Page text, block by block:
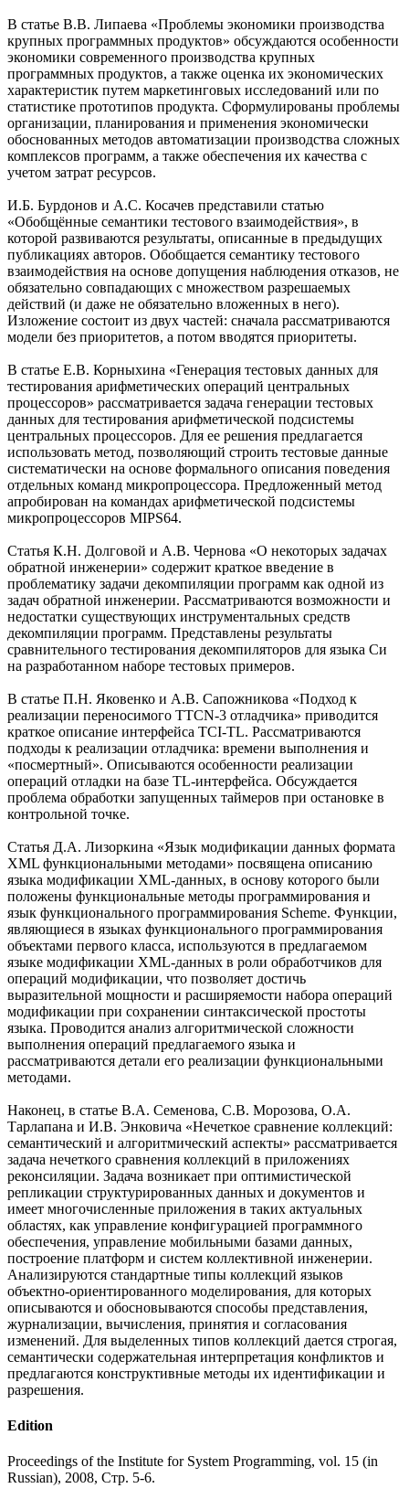
В статье В.В. Липаева «Проблемы экономики производства
крупных программных продуктов» обсуждаются особенности
экономики современного производства крупных
программных продуктов, а также оценка их экономических
характеристик путем маркетинговых исследований или по
статистике прототипов продукта. Сформулированы проблемы
организации, планирования и применения экономически
обоснованных методов автоматизации производства сложных
комплексов программ, а также обеспечения их качества с
учетом затрат ресурсов.
И.Б. Бурдонов и А.С. Косачев представили статью
«Обобщённые семантики тестового взаимодействия», в
которой развиваются результаты, описанные в предыдущих
публикациях авторов. Обобщается семантику тестового
взаимодействия на основе допущения наблюдения отказов, не
обязательно совпадающих с множеством разрешаемых
действий (и даже не обязательно вложенных в него).
Изложение состоит из двух частей: сначала рассматриваются
модели без приоритетов, а потом вводятся приоритеты.
В статье Е.В. Корныхина «Генерация тестовых данных для
тестирования арифметических операций центральных
процессоров» рассматривается задача генерации тестовых
данных для тестирования арифметической подсистемы
центральных процессоров. Для ее решения предлагается
использовать метод, позволяющий строить тестовые данные
систематически на основе формального описания поведения
отдельных команд микропроцессора. Предложенный метод
апробирован на командах арифметической подсистемы
микропроцессоров MIPS64.
Статья К.Н. Долговой и А.В. Чернова «О некоторых задачах
обратной инженерии» содержит краткое введение в
проблематику задачи декомпиляции программ как одной из
задач обратной инженерии. Рассматриваются возможности и
недостатки существующих инструментальных средств
декомпиляции программ. Представлены результаты
сравнительного тестирования декомпиляторов для языка Си
на разработанном наборе тестовых примеров.
В статье П.Н. Яковенко и А.В. Сапожникова «Подход к
реализации переносимого TTCN-3 отладчика» приводится
краткое описание интерфейса TCI-TL. Рассматриваются
подходы к реализации отладчика: времени выполнения и
«посмертный». Описываются особенности реализации
операций отладки на базе TL-интерфейса. Обсуждается
проблема обработки запущенных таймеров при остановке в
контрольной точке.
Статья Д.А. Лизоркина «Язык модификации данных формата
XML функциональными методами» посвящена описанию
языка модификации XML-данных, в основу которого были
положены функциональные методы программирования и
язык функционального программирования Scheme. Функции,
являющиеся в языках функционального программирования
объектами первого класса, используются в предлагаемом
языке модификации XML-данных в роли обработчиков для
операций модификации, что позволяет достичь
выразительной мощности и расширяемости набора операций
модификации при сохранении синтаксической простоты
языка. Проводится анализ алгоритмической сложности
выполнения операций предлагаемого языка и
рассматриваются детали его реализации функциональными
методами.
Наконец, в статье В.А. Семенова, С.В. Морозова, О.А.
Тарлапана и И.В. Энковича «Нечеткое сравнение коллекций:
семантический и алгоритмический аспекты» рассматривается
задача нечеткого сравнения коллекций в приложениях
реконсиляции. Задача возникает при оптимистической
репликации структурированных данных и документов и
имеет многочисленные приложения в таких актуальных
областях, как управление конфигурацией программного
обеспечения, управление мобильными базами данных,
построение платформ и систем коллективной инженерии.
Анализируются стандартные типы коллекций языков
объектно-ориентированного моделирования, для которых
описываются и обосновываются способы представления,
журнализации, вычисления, принятия и согласования
изменений. Для выделенных типов коллекций дается строгая,
семантически содержательная интерпретация конфликтов и
предлагаются конструктивные методы их идентификации и
разрешения.
Edition
Proceedings of the Institute for System Programming, vol. 15 (in
Russian), 2008, Стр. 5-6.